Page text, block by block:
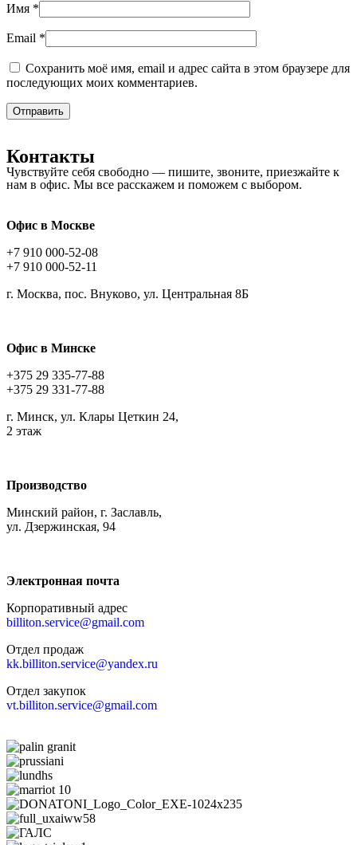
Имя *
Email *
Сохранить моё имя, email и адрес сайта в этом браузере для
последующих моих комментариев.
Контакты
Чувствуйте себя свободно — пишите, звоните, приезжайте к
нам в офис. Мы все расскажем и поможем с выбором.
Офис в Москве
+7 910 000-52-08
+7 910 000-52-11
г. Москва, пос. Внуково, ул. Центральная 8Б
Офис в Минске
+375 29 335-77-88
+375 29 331-77-88
г. Минск, ул. Клары Цеткин 24,
2 этаж
Производство
Минский район, г. Заславль,
ул. Дзержинская, 94
Электронная почта
Корпоративный адрес
billiton.service@gmail.com
Отдел продаж
kk.billiton.service@yandex.ru
Отдел закупок
vt.billiton.service@gmail.com